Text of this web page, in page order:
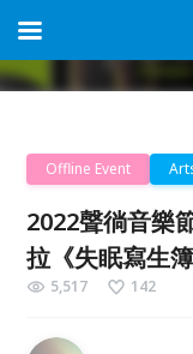
Offline Event
2022聲徜音樂
拉《失眠寫生簿
5,517 142